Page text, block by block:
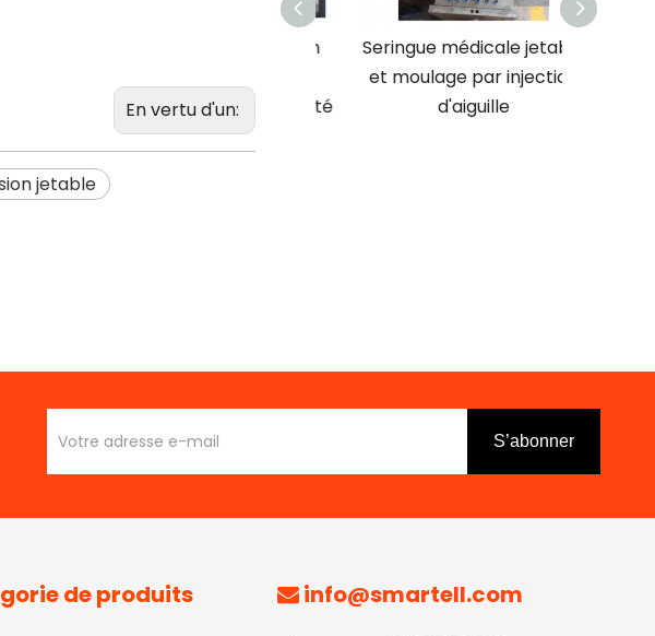
En vertu d'un:
jetable
jetables de haute qualité
fabricant de moules
Seringue médicale jetable
et moulage par injection
d'aiguille
S’abonner
de produits  info@smartell.com